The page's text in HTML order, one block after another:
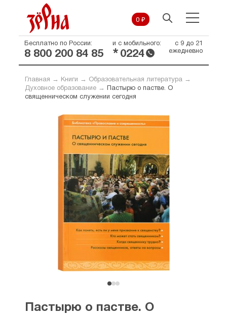
0 ₽
Бесплатно по России:
8 800 200 84 85
и с мобильного:
* 0224
с 9 до 21
ежедневно
Главная → Книги → Образовательная литература→
Духовное образование→
Пастырю о пастве. О
священническом служении сегодня
Пастырю о пастве. О